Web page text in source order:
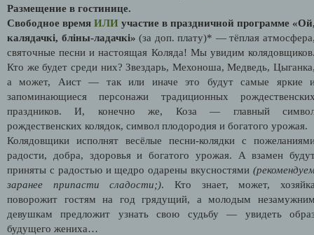
Размещение в гостинице.
Свободное время ИЛИ участие в праздничной программе
калядачкі, бліны-ладачкі»(за доп. плату)* — тёплая
святочные песни и настоящая Коляда! Мы увидим
Кто же будет среди них? Звездарь, Мехоноша, Медведь,
а может, Аист — так или иначе это будут самые яркие
запоминающиеся персонажи традиционных
праздников. И, конечно же, Коза — главный
рождественских колядок, символ плодородия и богатого урожая.
Колядовщики исполнят весёлые песни-колядки с
радости, добра, здоровья и богатого урожая. А взамен
приняты с радостью и щедро одарены вкусностями
заранее припасти сладости;). Кто знает, может,
поворожит гостям на год грядущий, а молодым
девушкам предложит узнать свою судьбу — увидеть
будущего жениха…